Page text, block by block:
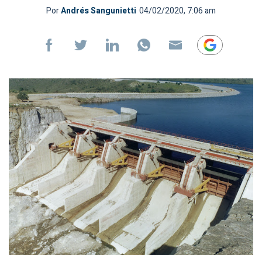
PorAndrés Sangunietti 04/02/2020, 7:06 am